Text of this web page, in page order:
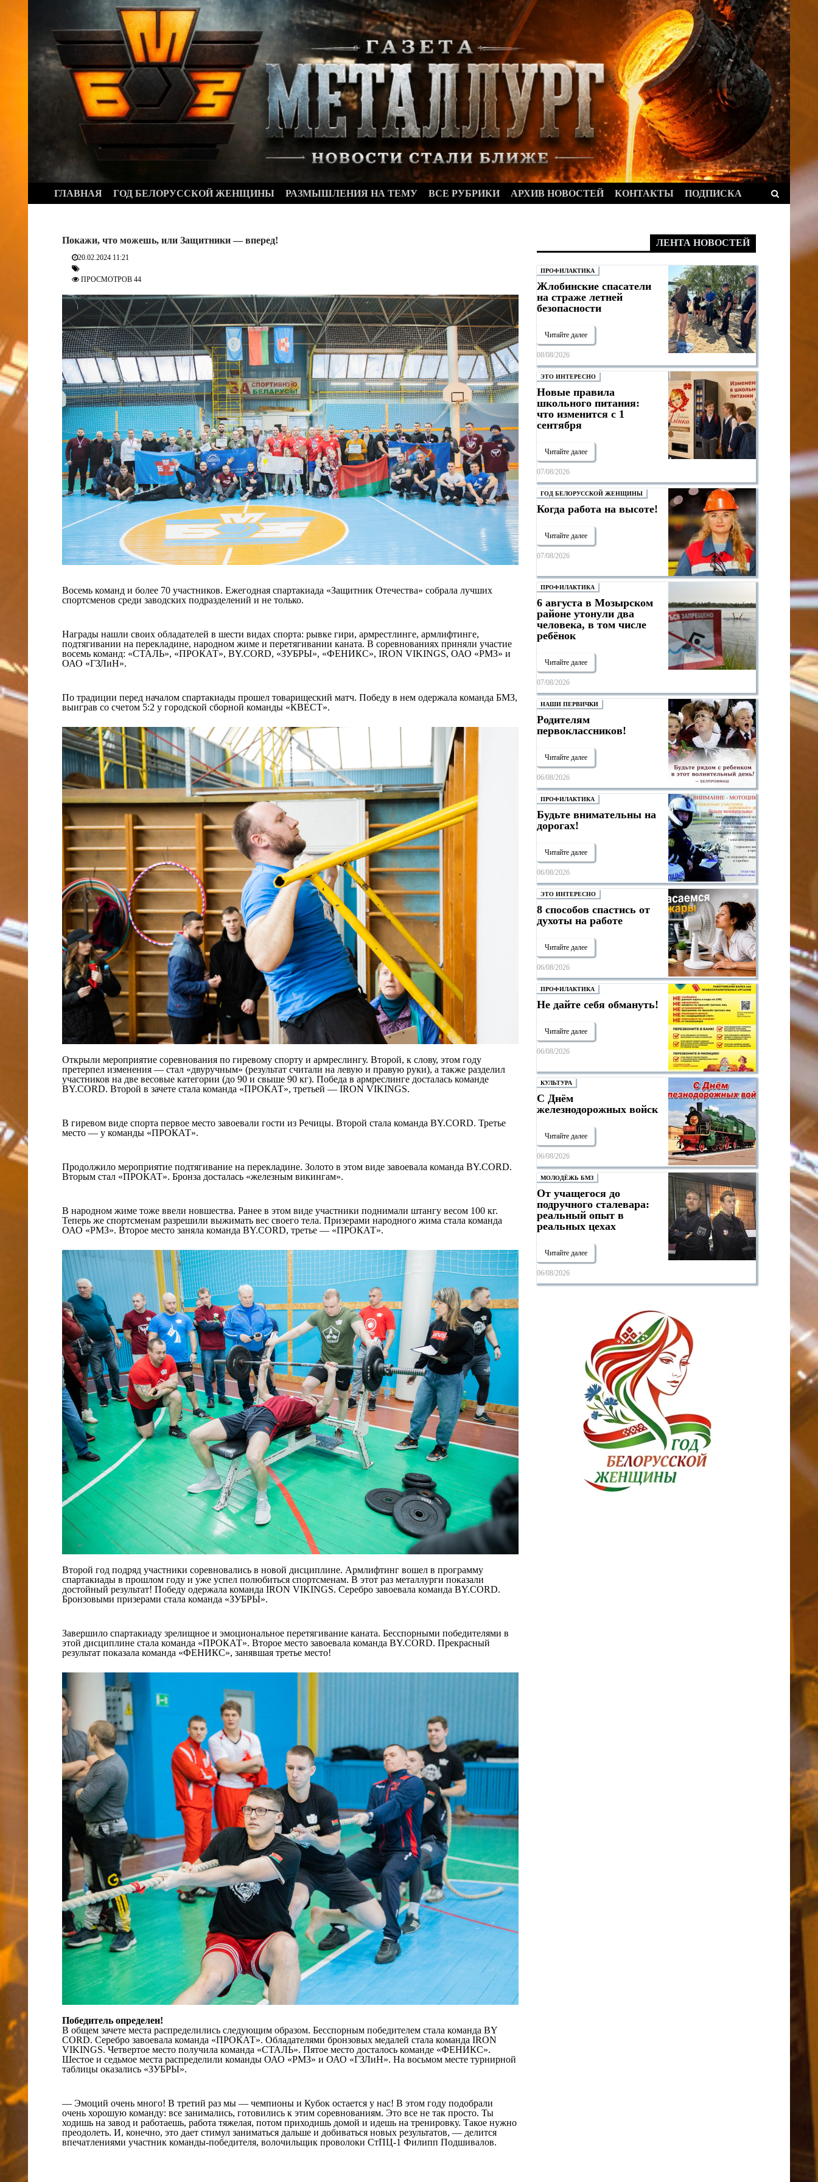
ГЛАВНАЯ ГОД БЕЛОРУССКОЙ ЖЕНЩИНЫ РАЗМЫШЛЕНИЯ НА ТЕМУ ВСЕ РУБРИКИ АРХИВ НОВОСТЕЙ КОНТАКТЫ ПОДПИСКА
Покажи, что можешь, или Защитники — вперед!
20.02.2024 11:21
ПРОСМОТРОВ 44
Восемь команд и более 70 участников. Ежегодная спартакиада «Защитник Отечества» собрала лучших
спортсменов среди заводских подразделений и не только.
Награды нашли своих обладателей в шести видах спорта: рывке гири, армрестлинге, армлифтинге,
подтягивании на перекладине, народном жиме и перетягивании каната. В соревнованиях приняли участие
восемь команд: «СТАЛЬ», «ПРОКАТ», BY.CORD, «ЗУБРЫ», «ФЕНИКС», IRON VIKINGS, ОАО «РМЗ» и
ОАО «ГЗЛиН».
По традиции перед началом спартакиады прошел товарищеский матч. Победу в нем одержала команда БМЗ,
выиграв со счетом 5:2 у городской сборной команды «КВЕСТ».
Открыли мероприятие соревнования по гиревому спорту и армреслингу. Второй, к слову, этом году
претерпел изменения — стал «двуручным» (результат считали на левую и правую руки), а также разделил
участников на две весовые категории (до 90 и свыше 90 кг). Победа в армреслинге досталась команде
BY.CORD. Второй в зачете стала команда «ПРОКАТ», третьей — IRON VIKINGS.
В гиревом виде спорта первое место завоевали гости из Речицы. Второй стала команда BY.CORD. Третье
место — у команды «ПРОКАТ».
Продолжило мероприятие подтягивание на перекладине. Золото в этом виде завоевала команда BY.CORD.
Вторым стал «ПРОКАТ». Бронза досталась «железным викингам».
В народном жиме тоже ввели новшества. Ранее в этом виде участники поднимали штангу весом 100 кг.
Теперь же спортсменам разрешили выжимать вес своего тела. Призерами народного жима стала команда
ОАО «РМЗ». Второе место заняла команда BY.CORD, третье — «ПРОКАТ».
Второй год подряд участники соревновались в новой дисциплине. Армлифтинг вошел в программу
спартакиады в прошлом году и уже успел полюбиться спортсменам. В этот раз металлурги показали
достойный результат! Победу одержала команда IRON VIKINGS. Серебро завоевала команда BY.CORD.
Бронзовыми призерами стала команда «ЗУБРЫ».
Завершило спартакиаду зрелищное и эмоциональное перетягивание каната. Бесспорными победителями в
этой дисциплине стала команда «ПРОКАТ». Второе место завоевала команда BY.CORD. Прекрасный
результат показала команда «ФЕНИКС», занявшая третье место!
Победитель определен!
В общем зачете места распределились следующим образом. Бесспорным победителем стала команда BY
CORD. Серебро завоевала команда «ПРОКАТ». Обладателями бронзовых медалей стала команда IRON
VIKINGS. Четвертое место получила команда «СТАЛЬ». Пятое место досталось команде «ФЕНИКС».
Шестое и седьмое места распределили команды ОАО «РМЗ» и ОАО «ГЗЛиН». На восьмом месте турнирной
таблицы оказались «ЗУБРЫ».
— Эмоций очень много! В третий раз мы — чемпионы и Кубок остается у нас! В этом году подобрали
очень хорошую команду: все занимались, готовились к этим соревнованиям. Это все не так просто. Ты
ходишь на завод и работаешь, работа тяжелая, потом приходишь домой и идешь на тренировку. Такое нужно
преодолеть. И, конечно, это дает стимул заниматься дальше и добиваться новых результатов, — делится
впечатлениями участник команды-победителя, волочильщик проволоки СтПЦ-1 Филипп Подшивалов.
ЛЕНТА НОВОСТЕЙ
ПРОФИЛАКТИКА
Жлобинские спасатели
на страже летней
безопасности
Читайте далее
08/08/2026
ЭТО ИНТЕРЕСНО
Новые правила
школьного питания:
что изменится с 1
сентября
Читайте далее
07/08/2026
ГОД БЕЛОРУССКОЙ ЖЕНЩИНЫ
Когда работа на высоте!
Читайте далее
07/08/2026
ПРОФИЛАКТИКА
6 августа в Мозырском
районе утонули два
человека, в том числе
ребёнок
Читайте далее
07/08/2026
НАШИ ПЕРВИЧКИ
Родителям
первоклассников!
Читайте далее
06/08/2026
ПРОФИЛАКТИКА
Будьте внимательны на
дорогах!
Читайте далее
06/08/2026
ЭТО ИНТЕРЕСНО
8 способов спастись от
духоты на работе
Читайте далее
06/08/2026
ПРОФИЛАКТИКА
Не дайте себя обмануть!
Читайте далее
06/08/2026
КУЛЬТУРА
С Днём
железнодорожных войск
Читайте далее
06/08/2026
МОЛОДЁЖЬ БМЗ
От учащегося до
подручного сталевара:
реальный опыт в
реальных цехах
Читайте далее
06/08/2026